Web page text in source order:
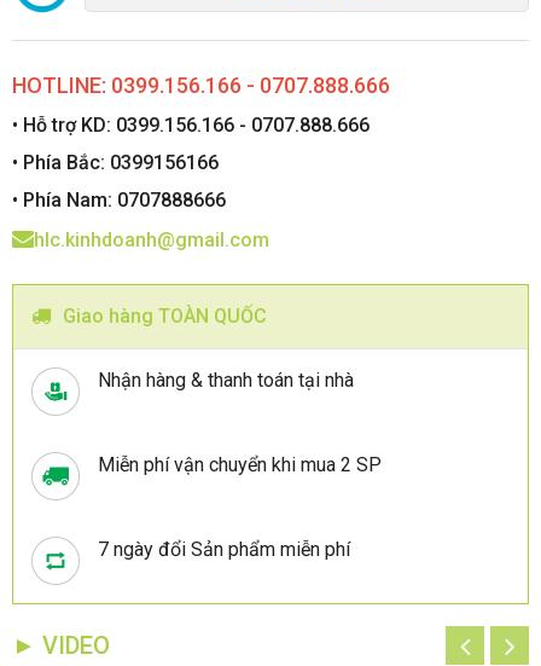
HOTLINE: 0399.156.166 - 0707.888.666
• Hỗ trợ KD: 0399.156.166 - 0707.888.666
• Phía Bắc: 0399156166
• Phía Nam: 0707888666
hlc.kinhdoanh@gmail.com
Giao hàng TOÀN QUỐC
Nhận hàng & thanh toán tại nhà
Miễn phí vận chuyển khi mua 2 SP
7 ngày đổi Sản phẩm miễn phí
► VIDEO